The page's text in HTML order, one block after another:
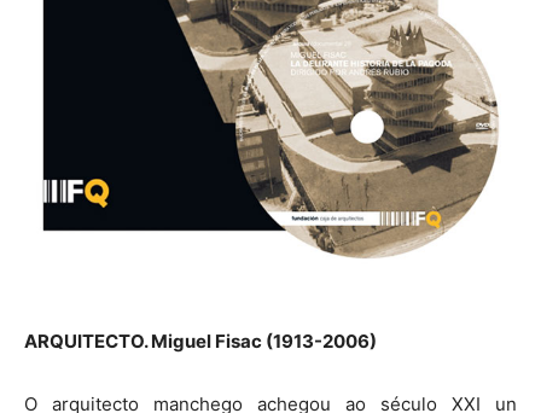
ARQUITECTO. Miguel Fisac (1913-2006)
O arquitecto manchego achegou ao século XXI un